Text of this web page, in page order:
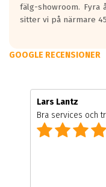
fälg-showroom. Fyra
sitter vi på närmare
GOOGLE RECENSIONER
Lars Lantz
Bra services och